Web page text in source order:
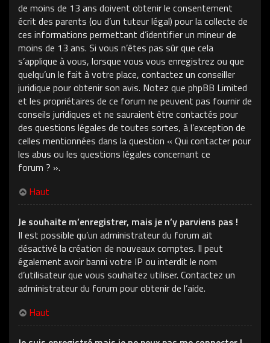
de moins de 13 ans doivent obtenir le consentement
écrit des parents (ou d’un tuteur légal) pour la collecte de
ces informations permettant d’identifier un mineur de
moins de 13 ans. Si vous n’êtes pas sûr que cela
s’applique à vous, lorsque vous vous enregistrez ou que
quelqu’un le fait à votre place, contactez un conseiller
juridique pour obtenir son avis. Notez que phpBB Limited
et les propriétaires de ce forum ne peuvent pas fournir de
conseils juridiques et ne sauraient être contactés pour
des questions légales de toutes sortes, à l’exception de
celles mentionnées dans la question « Qui contacter pour
les abus ou les questions légales concernant ce
forum ? ».
Haut
Je souhaite m’enregistrer, mais je n’y parviens pas !
Il est possible qu’un administrateur du forum ait
désactivé la création de nouveaux comptes. Il peut
également avoir banni votre IP ou interdit le nom
d’utilisateur que vous souhaitez utiliser. Contactez un
administrateur du forum pour obtenir de l’aide.
Haut